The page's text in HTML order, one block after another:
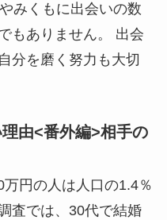
みくもに出会いの数
もありません。 出会
分を磨く努力も大切
由<番外編>相手の
円の人は人口の1.4％
査では、30代で結婚